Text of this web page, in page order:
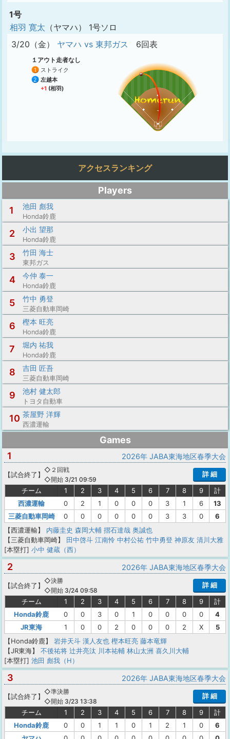
1号
相羽 寛太 （ヤマハ） 1号ソロ
3/20（金） ヤマハ vs 東邦ガス 6回表
１アウト走者なし
1
ストライク
2
左越本
+1 (相羽)
アクセスランキング
Players
1
池田 彪我
Honda鈴鹿
2 小出 望那
Honda鈴鹿
3 竹田 海士
東邦ガス
4 今仲 泰一
Honda鈴鹿
5 竹中 勇登
三菱自動車岡崎
6 樫本 旺亮
Honda鈴鹿
7 堀内 祐我
Honda鈴鹿
8 吉田 匠吾
三菱自動車岡崎
9 池村 健太郎
トヨタ自動車
10 茶屋野 洋輝
西濃運輸
Games
1
2026年 JABA東海地区春季大会
【試合終了 】
◇２回戦
◇開始 3/21 09:59
詳 細
チーム 1 2 3 4 5 6 7 8 9
計
西濃運輸
0 2 1 0 0 0 3 1 6
13
三菱自動車岡崎
0 0 0 0 0 0 3 3 0
6
【西濃運輸】
内藤圭史 森岡大輔 摺石達哉 奥誠也
【三菱自動車岡崎】
田中啓斗 江南怜 中村公祐 竹中勇登 神原友 清川大雅
[本塁打] 小中 健蔵（西）
2 2026年 JABA東海地区春季大会
【試合終了 】
◇決勝
◇開始 3/24 09:58
詳 細
チーム 1 2 3 4 5 6 7 8 9
計
Honda鈴鹿
0 0 3 0 1 0 0 0 0
4
JR東海
1 0 0 2 0 0 0 2 X
5
【Honda鈴鹿】
岩井天斗 漢人友也 樫本旺亮 藤本竜輝
【JR東海】
不後祐将 辻井亮汰 川本祐輔 林山太洲 喜久川大輔
[本塁打] 池田 彪我（H）
3 2026年 JABA東海地区春季大会
【試合終了 】
◇準決勝
◇開始 3/23 13:38
詳 細
チーム 1 2 3 4 5 6 7 8 9
計
Honda鈴鹿
0 0 1 1 0 1 2 1 0
6